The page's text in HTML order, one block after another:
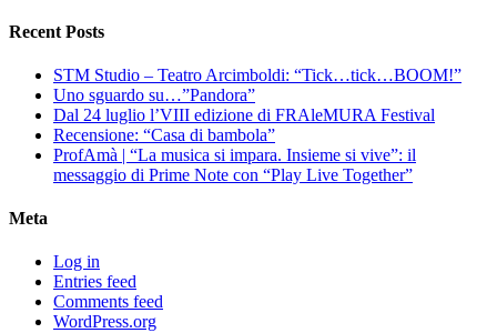
Recent Posts
STM Studio – Teatro Arcimboldi: “Tick…tick…BOOM!”
Uno sguardo su…”Pandora”
Dal 24 luglio l’VIII edizione di FRAleMURA Festival
Recensione: “Casa di bambola”
ProfAmà | “La musica si impara. Insieme si vive”: il
messaggio di Prime Note con “Play Live Together”
Meta
Log in
Entries feed
Comments feed
WordPress.org